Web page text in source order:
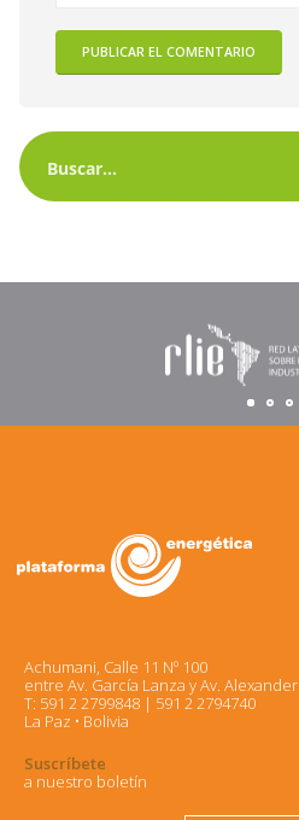
Achumani, Calle 11 Nº 100
entre Av. García Lanza y Av. Alexander
T: 591 2 2799848 | 591 2 2794740
La Paz • Bolivia
Suscríbete
a nuestro boletín